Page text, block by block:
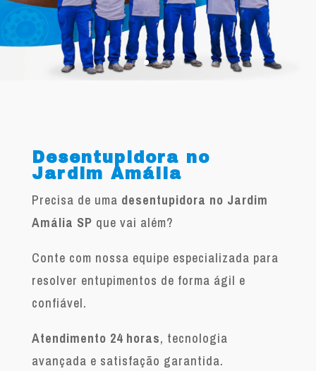
Desentupidora no
Jardim Amália
Precisa de uma desentupidora no Jardim
Amália SP que vai além?
Conte com nossa equipe especializada para
resolver entupimentos de forma ágil e
confiável.
Atendimento 24 horas, tecnologia
avançada e satisfação garantida.